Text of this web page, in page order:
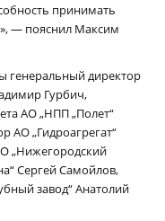
принимать
— пояснил Максим
генеральный директор
Гурбич,
АО „НПП „Полет“
АО „Гидроагрегат“
„Нижегородский
Сергей Самойлов,
завод“ Анатолий